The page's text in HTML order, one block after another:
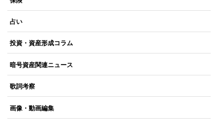
占い
投資・資産形成コラム
暗号資産関連ニュース
歌詞考察
画像・動画編集